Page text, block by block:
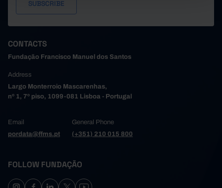
CONTACTS
Fundação Francisco Manuel dos Santos
Address
Largo Monterroio Mascarenhas,
nº 1, 7º piso, 1099-081 Lisboa - Portugal
Email
pordata@ffms.pt
General Phone
(+351) 210 015 800
FOLLOW FUNDAÇÃO